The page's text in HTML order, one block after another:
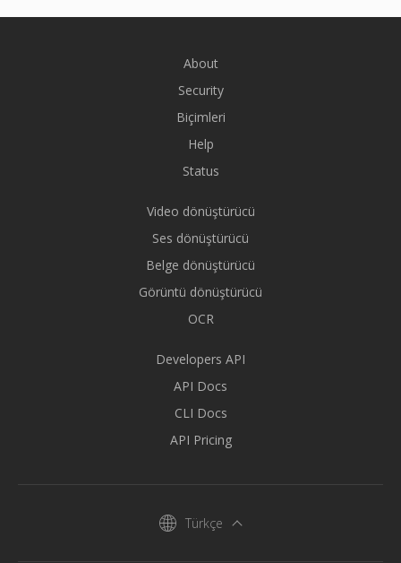
About
Security
Biçimleri
Help
Status
Video dönüştürücü
Ses dönüştürücü
Belge dönüştürücü
Görüntü dönüştürücü
OCR
Developers API
API Docs
CLI Docs
API Pricing
Türkçe